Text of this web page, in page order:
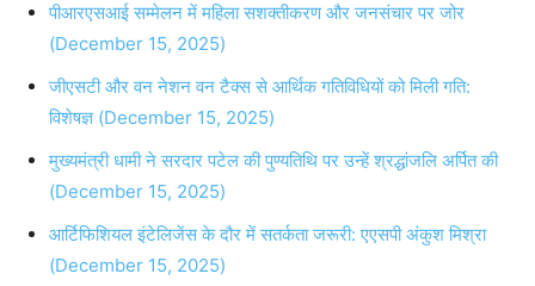
पीआरएसआई सम्मेलन में महिला सशक्तीकरण और जनसंचार पर जोर
(December 15, 2025)
जीएसटी और वन नेशन वन टैक्स से आर्थिक गतिविधियों को मिली गति:
विशेषज्ञ (December 15, 2025)
मुख्यमंत्री धामी ने सरदार पटेल की पुण्यतिथि पर उन्हें श्रद्धांजलि अर्पित की
(December 15, 2025)
आर्टिफिशियल इंटेलिजेंस के दौर में सतर्कता जरूरी: एएसपी अंकुश मिश्रा
(December 15, 2025)